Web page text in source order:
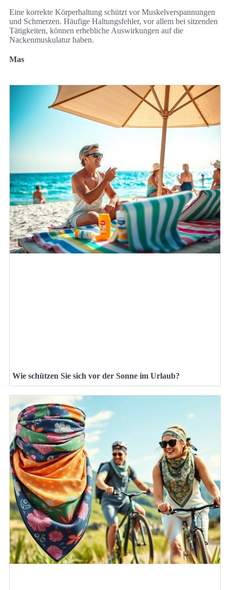
Eine korrekte Körperhaltung schützt vor Muskelverspannungen
und Schmerzen. Häufige Haltungsfehler, vor allem bei sitzenden
Tätigkeiten, können erhebliche Auswirkungen auf die
Nackenmuskulatur haben.
Mas
Wie schützen Sie sich vor der Sonne im Urlaub?